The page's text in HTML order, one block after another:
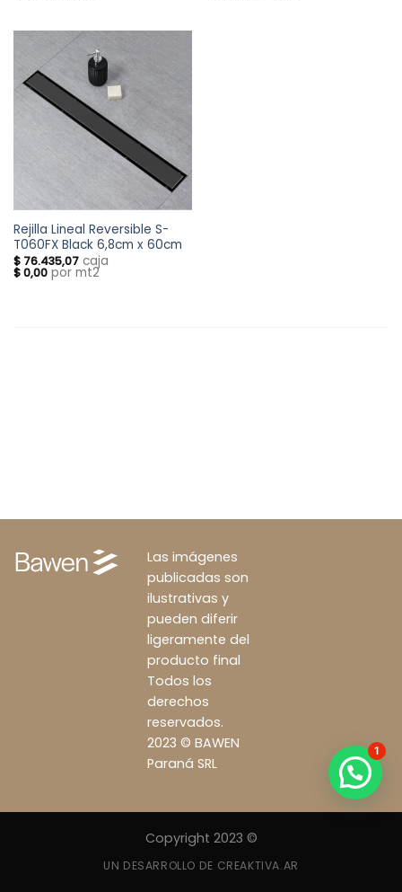
Rejilla Lineal Reversible S-
T060FX Black 6,8cm x 60cm
$76.435,07 caja
$0,00 por mt2
Las imágenes
publicadas son
ilustrativas y
pueden diferir
ligeramente del
producto final
Todos los
derechos
reservados.
2023 © BAWEN
Paraná SRL
Copyright 2023 ©
UN DESARROLLO DE CREAKTIVA.AR
1